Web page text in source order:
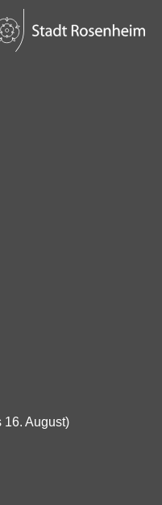
16. August)